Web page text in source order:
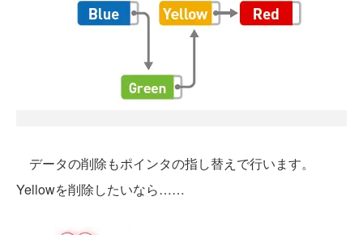
データの削除もポインタの指し替えで行います。
Yellowを削除したいなら……